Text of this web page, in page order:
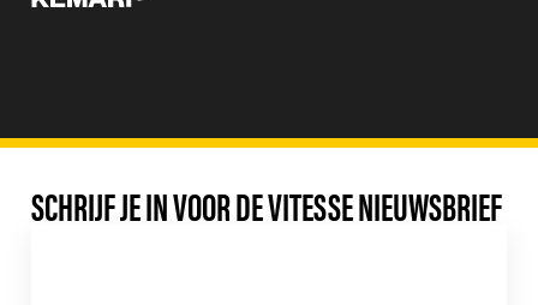
SCHRIJF JE IN VOOR DE VITESSE NIEUWSBRIEF